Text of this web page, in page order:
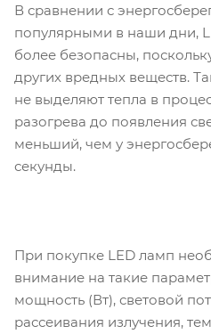
В сравнении с
популярными в наши дни,
более безопасны,
других вредных веществ.
не выделяют тепла в
разогрева до появления
меньший, чем у
секунды.
При покупке LED ламп
внимание на такие
мощность (Вт), световой
рассеивания излучения,